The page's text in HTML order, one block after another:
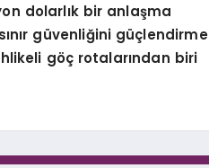
dolarlık bir anlaşma
güvenliğini güçlendirme
göç rotalarından biri